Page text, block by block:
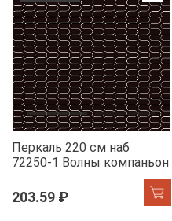
Перкаль 220 см наб
72250-1 Волны компаньон
203.59 ₽